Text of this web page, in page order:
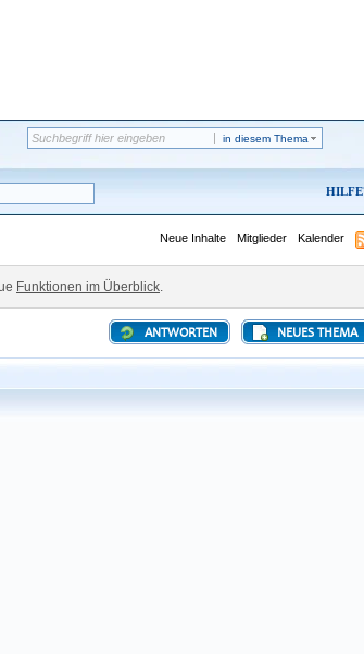
in diesem Thema
HILFE
Neue Inhalte Mitglieder Kalender
Funktionen im Überblick.
NEUES THEMA
ANTWORTEN